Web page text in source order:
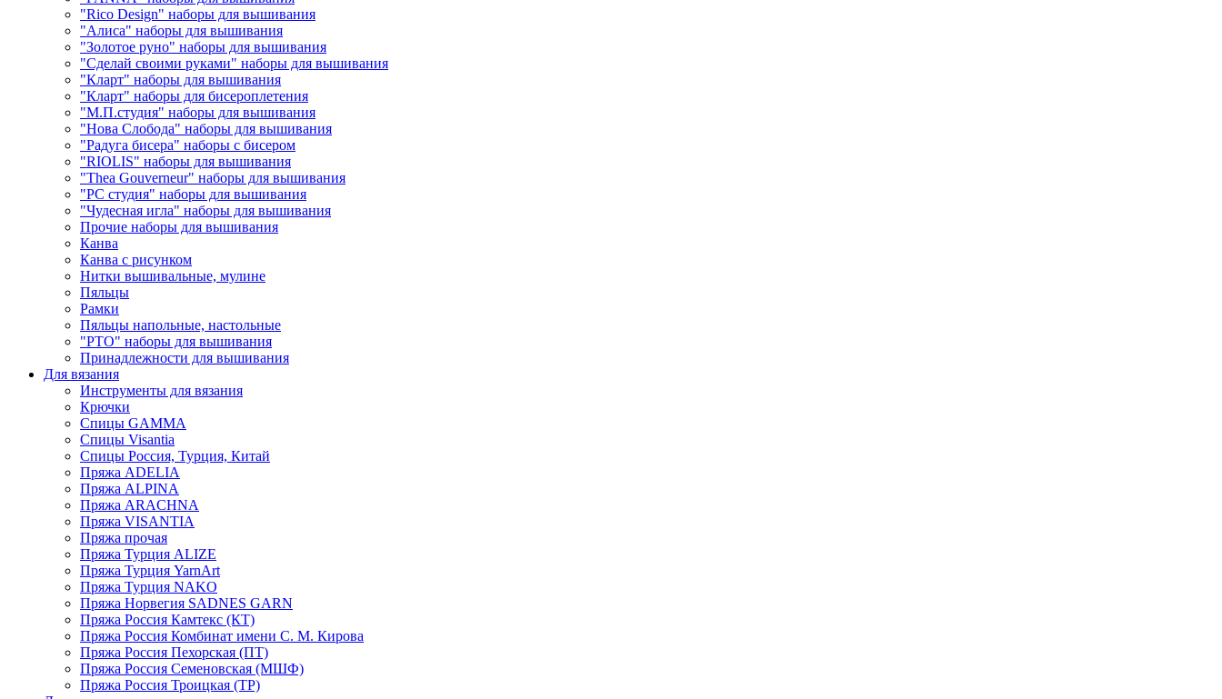
"Rico Design" наборы для вышивания
"Алиса" наборы для вышивания
"Золотое руно" наборы для вышивания
"Сделай своими руками" наборы для вышивания
"Кларт" наборы для вышивания
"Кларт" наборы для бисероплетения
"М.П.студия" наборы для вышивания
"Нова Слобода" наборы для вышивания
"Радуга бисера" наборы с бисером
"RIOLIS" наборы для вышивания
"Thea Gouverneur" наборы для вышивания
"РС студия" наборы для вышивания
"Чудесная игла" наборы для вышивания
Прочие наборы для вышивания
Канва
Канва с рисунком
Нитки вышивальные, мулине
Пяльцы
Рамки
Пяльцы напольные, настольные
"РТО" наборы для вышивания
Принадлежности для вышивания
Для вязания
Инструменты для вязания
Крючки
Спицы GAMMA
Спицы Visantia
Спицы Россия, Турция, Китай
Пряжа ADELIA
Пряжа ALPINA
Пряжа ARACHNA
Пряжа VISANTIA
Пряжа прочая
Пряжа Турция ALIZE
Пряжа Турция YarnArt
Пряжа Турция NAKO
Пряжа Норвегия SADNES GARN
Пряжа Россия Камтекс (КТ)
Пряжа Россия Комбинат имени С. М. Кирова
Пряжа Россия Пехорская (ПТ)
Пряжа Россия Семеновская (МШФ)
Пряжа Россия Троицкая (ТР)